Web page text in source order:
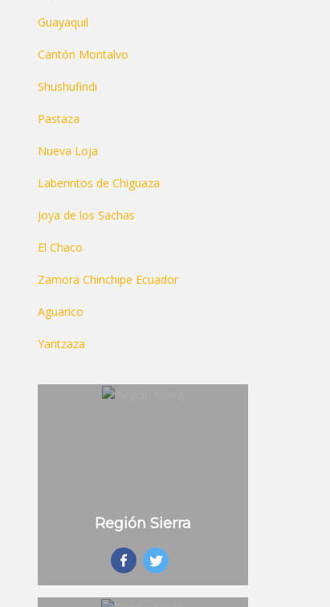
Guayaquil
Cantón Montalvo
Shushufindi
Pastaza
Nueva Loja
Laberintos de Chiguaza
Joya de los Sachas
El Chaco
Zamora Chinchipe Ecuador
Aguarico
Yantzaza
Región Sierra